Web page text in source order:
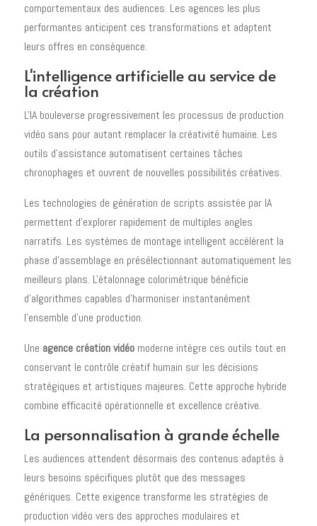
comportementaux des audiences. Les agences les plus
performantes anticipent ces transformations et adaptent
leurs offres en conséquence.
L'intelligence artificielle au service de
la création
L'IA bouleverse progressivement les processus de production
vidéo sans pour autant remplacer la créativité humaine. Les
outils d'assistance automatisent certaines tâches
chronophages et ouvrent de nouvelles possibilités créatives.
Les technologies de génération de scripts assistée par IA
permettent d'explorer rapidement de multiples angles
narratifs. Les systèmes de montage intelligent accélèrent la
phase d'assemblage en présélectionnant automatiquement les
meilleurs plans. L'étalonnage colorimétrique bénéficie
d'algorithmes capables d'harmoniser instantanément
l'ensemble d'une production.
Une agence création vidéomoderne intègre ces outils tout en
conservant le contrôle créatif humain sur les décisions
stratégiques et artistiques majeures. Cette approche hybride
combine efficacité opérationnelle et excellence créative.
La personnalisation à grande échelle
Les audiences attendent désormais des contenus adaptés à
leurs besoins spécifiques plutôt que des messages
génériques. Cette exigence transforme les stratégies de
production vidéo vers des approches modulaires et